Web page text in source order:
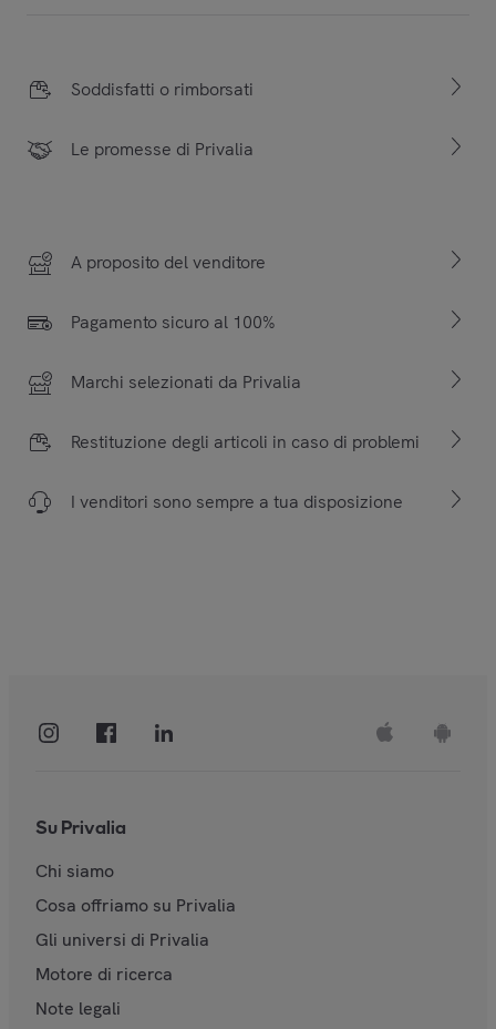
Soddisfatti o rimborsati
Le promesse di Privalia
A proposito del venditore
Pagamento sicuro al 100%
Marchi selezionati da Privalia
Restituzione degli articoli in caso di problemi
I venditori sono sempre a tua disposizione
Su Privalia
Chi siamo
Cosa offriamo su Privalia
Gli universi di Privalia
Motore di ricerca
Note legali